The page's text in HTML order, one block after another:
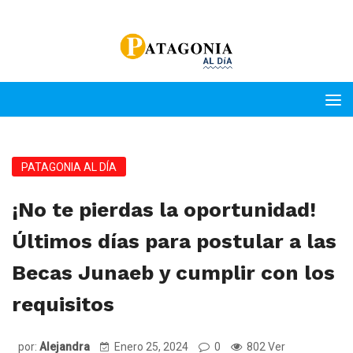
PATAGONIA AL DÍA
¡No te pierdas la oportunidad!
Últimos días para postular a las
Becas Junaeb y cumplir con los
requisitos
por: Alejandra Enero 25, 2024 0 802 Ver